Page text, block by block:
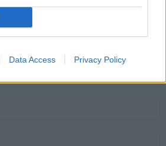
Data Access Privacy Policy